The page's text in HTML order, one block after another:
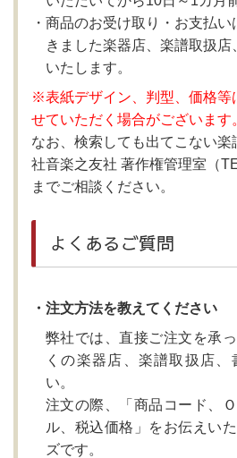
商品のお受け取り・お支払い
きました楽器店、楽譜取扱店
いたします。
※表紙デザイン、判型、価格等
せていただく場合がございます
なお、検索しても出てこない楽
社音楽之友社 著作権管理室（
までご相談ください。
よくあるご質問
・注文方法を教えてください
弊社では、直接ご注文を承
くの楽器店、楽譜取扱店、
い。
注文の際、「商品コード、
ル、税込価格」をお伝えい
ズです。